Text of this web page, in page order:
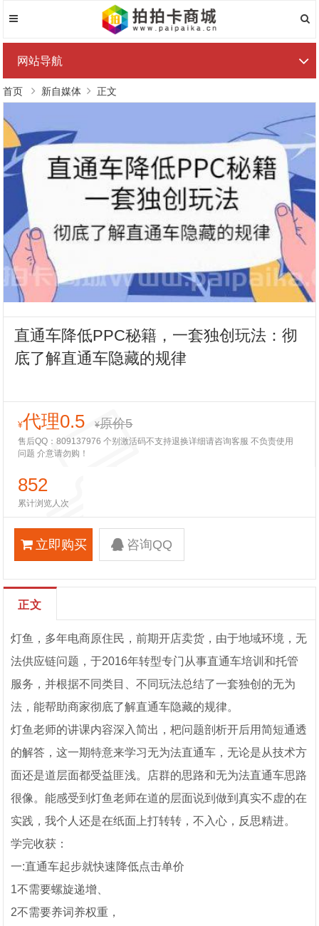
网站导航
首页 新自媒体 正文
直通车降低PPC秘籍，一套独创玩法：彻
底了解直通车隐藏的规律
¥代理0.5 ¥原价5
售后QQ：809137976 个别激活码不支持退换详细请咨询客服 不负责使用
问题 介意请勿购！
852
累计浏览人次
立即购买 咨询QQ
正文
灯鱼，多年电商原住民，前期开店卖货，由于地域环境，无
法供应链问题，于2016年转型专门从事直通车培训和托管
服务，并根据不同类目、不同玩法总结了一套独创的无为
法，能帮助商家彻底了解直通车隐藏的规律。
灯鱼老师的讲课内容深入简出，杷问题剖析开后用简短通透
的解答，这一期特意来学习无为法直通车，无论是从技术方
面还是道层面都受益匪浅。店群的思路和无为法直通车思路
很像。能感受到灯鱼老师在道的层面说到做到真实不虚的在
实践，我个人还是在纸面上打转转，不入心，反思精进。
学完收获：
一:直通车起步就快速降低点击单价
1不需要螺旋递增、
2不需要养词养权重，